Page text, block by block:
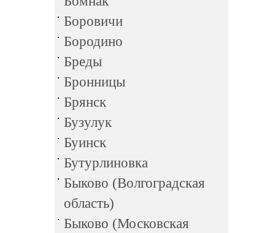
Боровичи
Бородино
Бреды
Бронницы
Брянск
Бузулук
Буинск
Бутурлиновка
Быково (Волгоградская
область)
Быково (Московская